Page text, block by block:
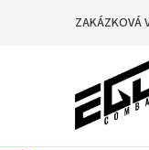
ZAKÁZKOVÁ